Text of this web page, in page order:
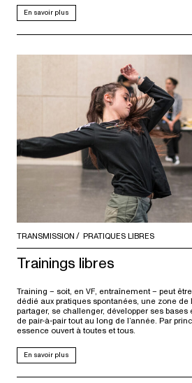
En savoir plus
TRANSMISSION PRATIQUES LIBRES
Trainings libres
Training – soit, en VF, entraînement – peut
dédié aux pratiques spontanées, une zone de
partager, se challenger, développer ses
de pair-à-pair tout au long de l’année. Par
essence ouvert à toutes et tous.
En savoir plus